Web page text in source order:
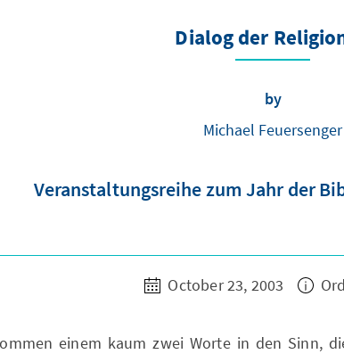
Dialog der
by
Michael Feuersenger
Veranstaltungsreihe zum Jahr der
October 23, 2003
einem kaum zwei Worte in den Sinn,